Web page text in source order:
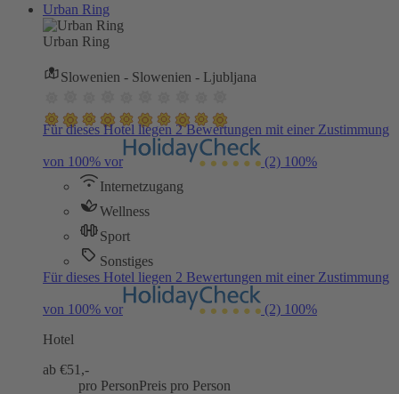
Urban Ring
Urban Ring
Slowenien - Slowenien - Ljubljana
Für dieses Hotel liegen 2 Bewertungen mit einer Zustimmung
von 100% vor (2) 100%
Internetzugang
Wellness
Sport
Sonstiges
Für dieses Hotel liegen 2 Bewertungen mit einer Zustimmung
von 100% vor (2) 100%
Hotel
ab €51,-
pro PersonPreis pro Person